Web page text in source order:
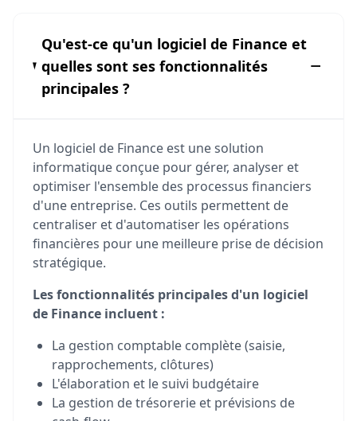
Qu'est-ce qu'un logiciel de Finance et
quelles sont ses fonctionnalités
principales ?
Un logiciel de Finance est une solution
informatique conçue pour gérer, analyser et
optimiser l'ensemble des processus financiers
d'une entreprise. Ces outils permettent de
centraliser et d'automatiser les opérations
financières pour une meilleure prise de décision
stratégique.
Les fonctionnalités principales d'un logiciel
de Finance incluent :
La gestion comptable complète (saisie,
rapprochements, clôtures)
L'élaboration et le suivi budgétaire
La gestion de trésorerie et prévisions de